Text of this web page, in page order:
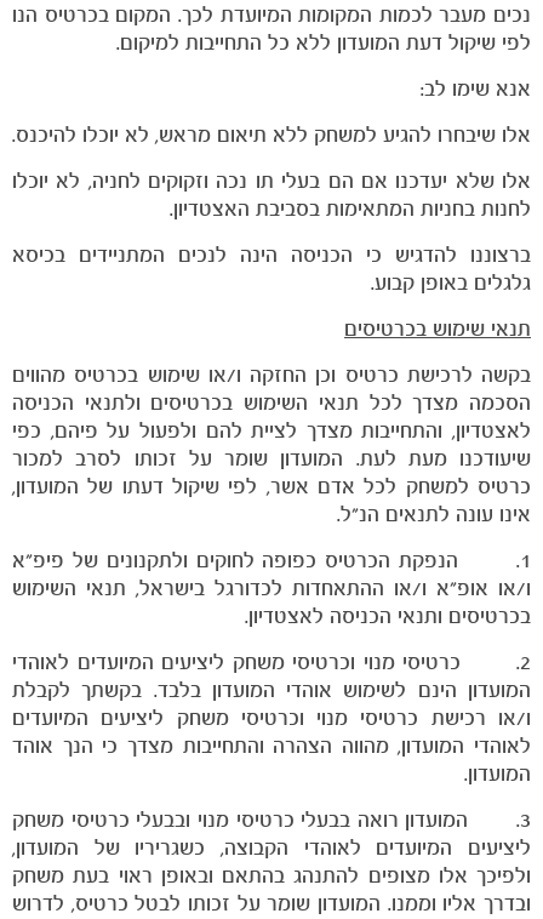
נכים מעבר לכמות המקומות המיועדת לכך. המקום בכרטיס הנו
לפי שיקול דעת המועדון ללא כל התחייבות למיקום.
אנא שימו לב:
אלו שיבחרו להגיע למשחק ללא תיאום מראש, לא יוכלו להיכנס.
אלו שלא יעדכנו אם הם בעלי תו נכה וזקוקים לחניה, לא יוכלו
לחנות בחניות המתאימות בסביבת האצטדיון.
ברצוננו להדגיש כי הכניסה הינה לנכים המתניידים בכיסא
גלגלים באופן קבוע.
תנאי שימוש בכרטיסים
בקשה לרכישת כרטיס וכן החזקה ו/או שימוש בכרטיס מהווים
הסכמה מצדך לכל תנאי השימוש בכרטיסים ולתנאי הכניסה
לאצטדיון, והתחייבות מצדך לציית להם ולפעול על פיהם, כפי
שיעודכנו מעת לעת. המועדון שומר על זכותו לסרב למכור
כרטיס למשחק לכל אדם אשר, לפי שיקול דעתו של המועדון,
אינו עונה לתנאים הנ"ל.
1. הנפקת הכרטיס כפופה לחוקים ולתקנונים של פיפ"א
ו/או אופ"א ו/או ההתאחדות לכדורגל בישראל, תנאי השימוש
בכרטיסים ותנאי הכניסה לאצטדיון.
2. כרטיסי מנוי וכרטיסי משחק ליציעים המיועדים לאוהדי
המועדון הינם לשימוש אוהדי המועדון בלבד. בקשתך לקבלת
ו/או רכישת כרטיסי מנוי וכרטיסי משחק ליציעים המיועדים
לאוהדי המועדון, מהווה הצהרה והתחייבות מצדך כי הנך אוהד
המועדון.
3. המועדון רואה בבעלי כרטיסי מנוי ובבעלי כרטיסי משחק
ליציעים המיועדים לאוהדי הקבוצה, כשגריריו של המועדון,
ולפיכך אלו מצופים להתנהג בהתאם ובאופן ראוי בעת משחק
ובדרך אליו וממנו. המועדון שומר על זכותו לבטל כרטיס, לדרוש